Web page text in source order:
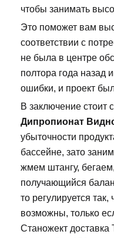
чтобы занимать
Это поможет вам
соответствии с
не была в центре
полтора года назад
ошибки, и проект
В заключение стоит
Дипропионат
убыточности
бассейне, зато
жмем штангу,
получающийся
то регулируется
возможны, только
Станожект